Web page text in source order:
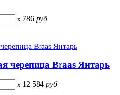
x 786 руб
черепица Braas Янтарь
x 12 584 руб